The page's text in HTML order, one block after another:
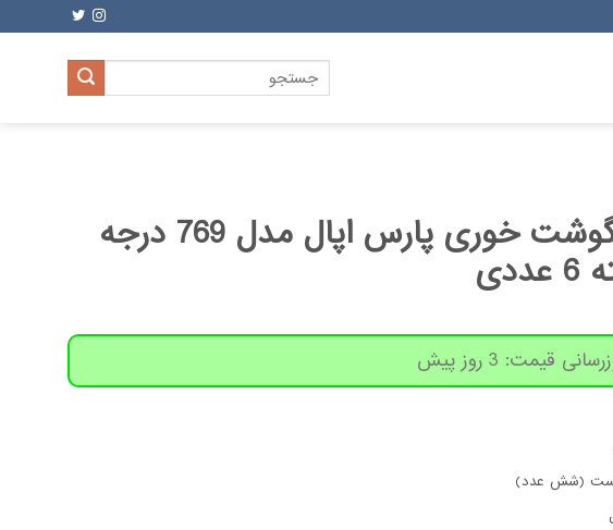
جستجو
برای:
کاسه آبگوشت خوری پارس اپال مدل 769 درجه
قیمت: 3 روز پیش
(شش عدد)